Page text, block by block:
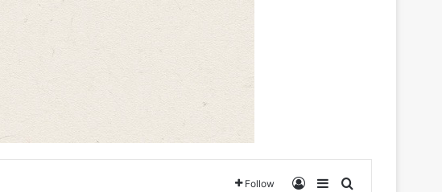
Follow Log InSidebarSearch for